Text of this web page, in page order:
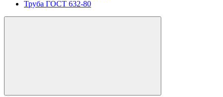
Труба ГОСТ 632-80